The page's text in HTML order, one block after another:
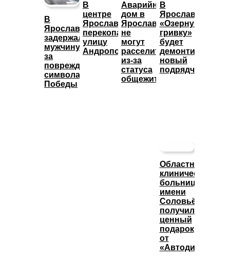
В
Ярославле
задержали
мужчину
за
повреждение
символа
Победы
В
центре
Ярославля
перекопали
улицу
Андропова
Аварийный
дом в
Ярославле
не
могут
расселить
из-за
статуса
общежития
В
Ярославле
«Озерную
гривку»
будет
демонтировать
новый
подрядчик
Областная
клиническая
больница
имени
Соловьёва
получила
ценный
подарок
от
«Автодизеля»